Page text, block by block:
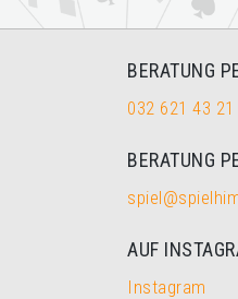
BERATUNG
032 621 43 21
BERATUNG
AUF
Instagram